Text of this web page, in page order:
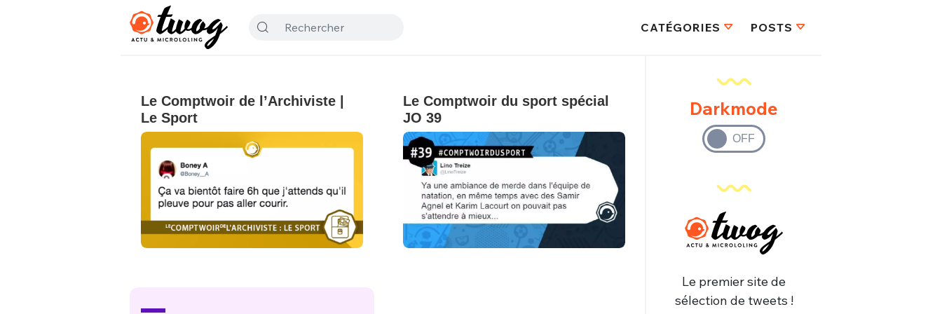
CATÉGORIES POSTS
Le Comptwoir de l’Archiviste |
Le Sport
Le Comptwoir du sport spécial
JO 39
Darkmode
Le premier site de
sélection de tweets !